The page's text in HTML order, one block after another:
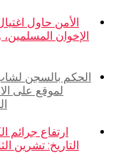
الأمن حاول
الإخوان
الحكم بالسجن
لموقع على
ارتفاع جرائم